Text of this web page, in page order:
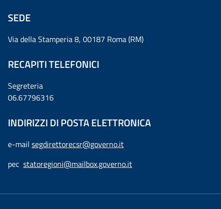
SEDE
Via della Stamperia 8, 00187 Roma (RM)
RECAPITI TELEFONICI
Segreteria
06.67796316
INDIRIZZI DI POSTA ELETTRONICA
e-mail segdirettorecsr@governo.it
pec statoregioni@mailbox.governo.it